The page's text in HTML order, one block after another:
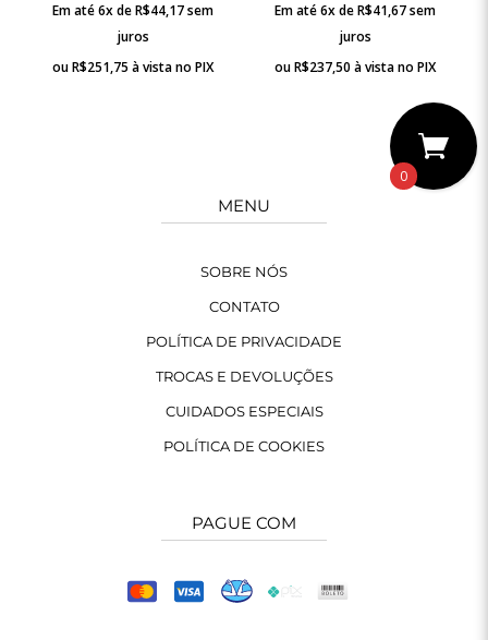
Em até 6x deR$44,17sem
juros
ouR$251,75 à vista no PIX
Em até 6x deR$41,67sem
juros
ouR$237,50 à vista no PIX
MENU
SOBRE NÓS
CONTATO
POLÍTICA DE PRIVACIDADE
TROCAS E DEVOLUÇÕES
CUIDADOS ESPECIAIS
POLÍTICA DE COOKIES
PAGUE COM
0